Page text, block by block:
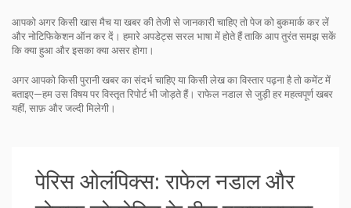
आपको अगर किसी खास मैच या खबर की तेजी से जानकारी चाहिए तो पेज को बुकमार्क कर लें
और नोटिफिकेशन ऑन कर दें। हमारे अपडेट्स सरल भाषा में होते हैं ताकि आप तुरंत समझ सकें
कि क्या हुआ और इसका क्या असर होगा।
अगर आपको किसी पुरानी खबर का संदर्भ चाहिए या किसी लेख का विस्तार पढ़ना है तो कमेंट में
बताइए—हम उस विषय पर विस्तृत रिपोर्ट भी जोड़ते हैं। राफेल नडाल से जुड़ी हर महत्वपूर्ण खबर
यहीं, साफ़ और जल्दी मिलेगी।
पेरिस ओलंपिक्स: राफेल नडाल और